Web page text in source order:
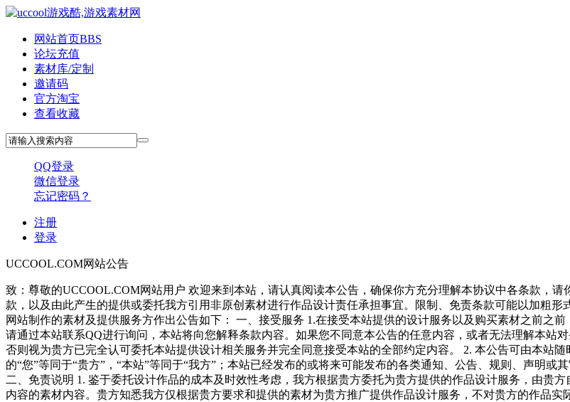
网站首页BBS
论坛充值
素材库/定制
邀请码
官方淘宝
查看收藏
QQ登录
微信登录
忘记密码？
注册
登录
UCCOOL.COM网站公告
致：尊敬的UCCOOL.COM网站用户 欢迎来到本站，请认真阅读本公告，确保你方充分理解本协议中各条款，
款，以及由此产生的提供或委托我方引用非原创素材进行作品设计责任承担事宜。限制、免责条款可能以加粗
网站制作的素材及提供服务方作出公告如下： 一、接受服务 1.在接受本站提供的设计服务以及购买素材之前之
请通过本站联系QQ进行询问，本站将向您解释条款内容。如果您不同意本公告的任意内容，或者无法理解本站
否则视为贵方已完全认可委托本站提供设计相关服务并完全同意接受本站的全部约定内容。 2. 本公告可由本站
的“您”等同于“贵方”，“本站”等同于“我方”；本站已经发布的或将来可能发布的各类通知、公告、规则、声明或
二、免责说明 1. 鉴于委托设计作品的成本及时效性考虑，我方根据贵方委托为贵方提供的作品设计服务，由贵
内容的素材内容。贵方知悉我方仅根据贵方要求和提供的素材为贵方推广提供作品设计服务，不对贵方的作品